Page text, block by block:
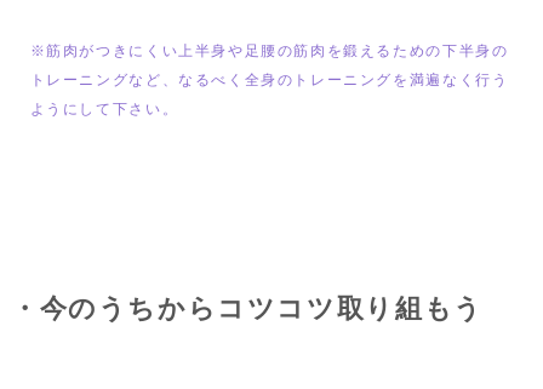
※筋肉がつきにくい上半身や足腰の筋肉を鍛えるための下半身の
トレーニングなど、なるべく全身のトレーニングを満遍なく行う
ようにして下さい。
・今のうちからコツコツ取り組もう